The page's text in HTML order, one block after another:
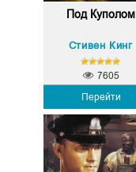
Под Куполом
Стивен Кинг
Перейти
7605